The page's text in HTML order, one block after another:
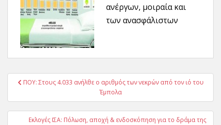
ανέργων, μοιραία και
των ανασφάλιστων
Πλοήγηση
ΠΟΥ: Στους 4.033 ανήλθε ο αριθμός των νεκρών από τον ιό του
Έμπολα
Εκλογές ΙΣΑ: Πόλωση, αποχή & ενδοσκόπηση για το δράμα της